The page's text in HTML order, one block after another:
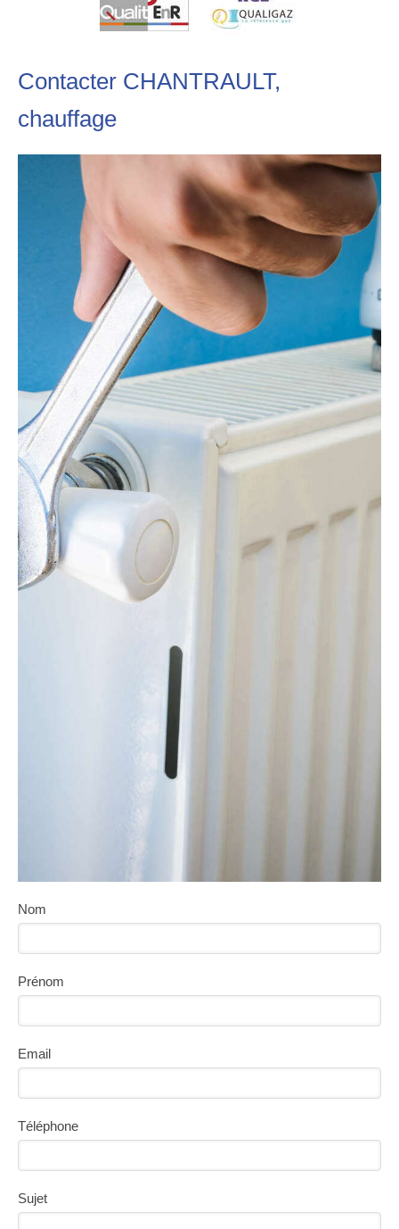
Contacter CHANTRAULT,
chauffage
Nom
Prénom
Email
Téléphone
Sujet